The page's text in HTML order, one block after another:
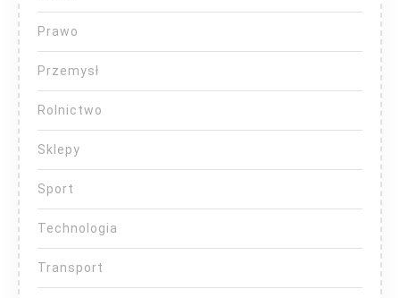
Prawo
Przemysł
Rolnictwo
Sklepy
Sport
Technologia
Transport